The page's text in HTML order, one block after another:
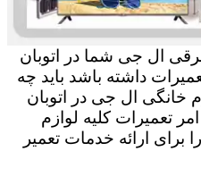
ال جی شما در اتوبان
داشته باشد باید چه
خانگی ال جی در اتوبان
تعمیرات کلیه لوازم
برای ارائه خدمات تعمیر